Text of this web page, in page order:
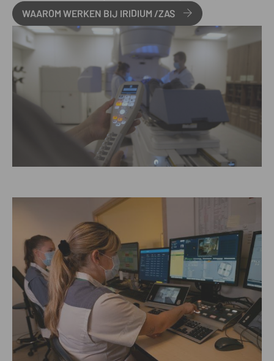
WAAROM WERKEN BIJ IRIDIUM /ZAS